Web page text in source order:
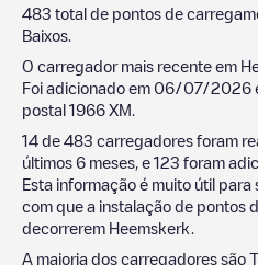
483 total de pontos de
Baixos
O carregador mais recente em
Foi adicionado em 06/07/2026
postal 1966 XM
14 de 483 carregadores foram
últimos 6 meses, e 123 foram
Esta informação é muito útil
com que a instalação de pontos
decorrerem Heemskerk
A maioria dos carregadores são